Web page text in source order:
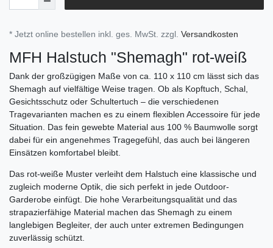
* Jetzt online bestellen inkl. ges. MwSt. zzgl. Versandkosten
MFH Halstuch "Shemagh" rot-weiß
Dank der großzügigen Maße von ca. 110 x 110 cm lässt sich das
Shemagh auf vielfältige Weise tragen. Ob als Kopftuch, Schal,
Gesichtsschutz oder Schultertuch – die verschiedenen
Tragevarianten machen es zu einem flexiblen Accessoire für jede
Situation. Das fein gewebte Material aus 100 % Baumwolle sorgt
dabei für ein angenehmes Tragegefühl, das auch bei längeren
Einsätzen komfortabel bleibt.
Das rot-weiße Muster verleiht dem Halstuch eine klassische und
zugleich moderne Optik, die sich perfekt in jede Outdoor-
Garderobe einfügt. Die hohe Verarbeitungsqualität und das
strapazierfähige Material machen das Shemagh zu einem
langlebigen Begleiter, der auch unter extremen Bedingungen
zuverlässig schützt.